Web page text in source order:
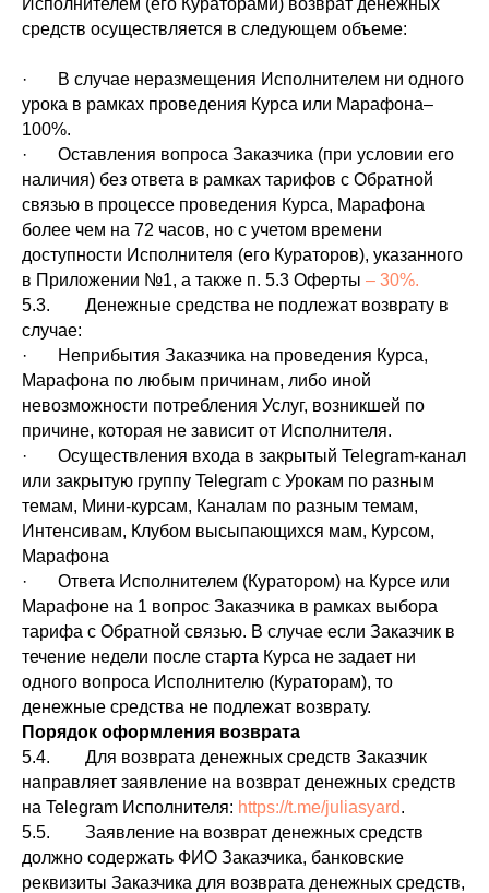
Исполнителем (его Кураторами) возврат денежных
средств осуществляется в следующем объеме:
· В случае неразмещения Исполнителем ни одного
урока в рамках проведения Курса или Марафона–
100%.
· Оставления вопроса Заказчика (при условии его
наличия) без ответа в рамках тарифов с Обратной
связью в процессе проведения Курса, Марафона
более чем на 72 часов, но с учетом времени
доступности Исполнителя (его Кураторов), указанного
в Приложении №1, а также п. 5.3 Оферты – 30%.
5.3. Денежные средства не подлежат возврату в
случае:
· Неприбытия Заказчика на проведения Курса,
Марафона по любым причинам, либо иной
невозможности потребления Услуг, возникшей по
причине, которая не зависит от Исполнителя.
· Осуществления входа в закрытый Telegram-канал
или закрытую группу Telegram с Урокам по разным
темам, Мини-курсам, Каналам по разным темам,
Интенсивам, Клубом высыпающихся мам, Курсом,
Марафона
· Ответа Исполнителем (Куратором) на Курсе или
Марафоне на 1 вопрос Заказчика в рамках выбора
тарифа с Обратной связью. В случае если Заказчик в
течение недели после старта Курса не задает ни
одного вопроса Исполнителю (Кураторам), то
денежные средства не подлежат возврату.
Порядок оформления возврата
5.4. Для возврата денежных средств Заказчик
направляет заявление на возврат денежных средств
на Telegram Исполнителя: https://t.me/juliasyard.
5.5. Заявление на возврат денежных средств
должно содержать ФИО Заказчика, банковские
реквизиты Заказчика для возврата денежных средств,